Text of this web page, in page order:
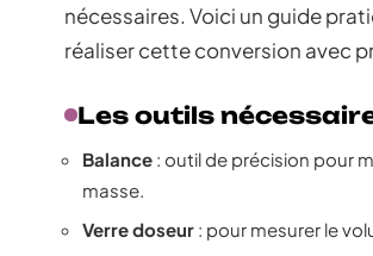
nécessaires. Voici un guide
réaliser cette conversion avec
Les outils
Balance : outil de précision pour
masse.
Verre doseur : pour mesurer le